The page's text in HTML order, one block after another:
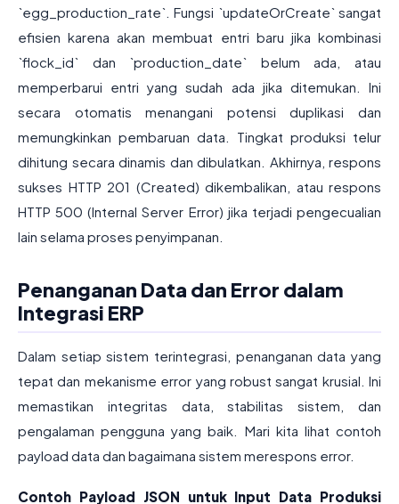
`egg_production_rate`. Fungsi `updateOrCreate` sangat
efisien karena akan membuat entri baru jika kombinasi
`flock_id` dan `production_date` belum ada, atau
memperbarui entri yang sudah ada jika ditemukan. Ini
secara otomatis menangani potensi duplikasi dan
memungkinkan pembaruan data. Tingkat produksi telur
dihitung secara dinamis dan dibulatkan. Akhirnya, respons
sukses HTTP 201 (Created) dikembalikan, atau respons
HTTP 500 (Internal Server Error) jika terjadi pengecualian
lain selama proses penyimpanan.
Penanganan Data dan Error dalam
Integrasi ERP
Dalam setiap sistem terintegrasi, penanganan data yang
tepat dan mekanisme error yang robust sangat krusial. Ini
memastikan integritas data, stabilitas sistem, dan
pengalaman pengguna yang baik. Mari kita lihat contoh
payload data dan bagaimana sistem merespons error.
Contoh Payload JSON untuk Input Data Produksi